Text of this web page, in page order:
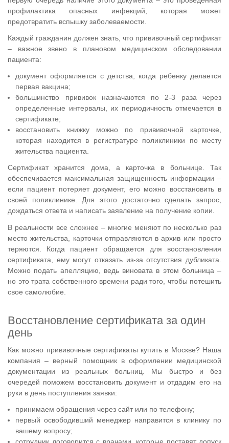
профилактика опасных инфекций, которая может
предотвратить вспышку заболеваемости.
Каждый гражданин должен знать, что прививочный сертификат
– важное звено в плановом медицинском обследовании
пациента:
документ оформляется с детства, когда ребенку делается
первая вакцина;
большинство прививок назначаются по 2-3 раза через
определенные интервалы, их периодичность отмечается в
сертификате;
восстановить книжку можно по прививочной карточке,
которая находится в регистратуре поликлиники по месту
жительства пациента.
Сертификат хранится дома, а карточка в больнице. Так
обеспечивается максимальная защищенность информации –
если пациент потеряет документ, его можно восстановить в
своей поликлинике. Для этого достаточно сделать запрос,
дождаться ответа и написать заявление на получение копии.
В реальности все сложнее – многие меняют по несколько раз
место жительства, карточки отправляются в архив или просто
теряются. Когда пациент обращается для восстановления
сертификата, ему могут отказать из-за отсутствия дубликата.
Можно подать апелляцию, ведь виновата в этом больница –
но это трата собственного времени ради того, чтобы потешить
свое самолюбие.
Восстановление сертификата за один
день
Как можно прививочные сертификаты купить в Москве? Наша
компания – верный помощник в оформлении медицинской
документации из реальных больниц. Мы быстро и без
очередей поможем восстановить документ и отдадим его на
руки в день поступления заявки:
принимаем обращения через сайт или по телефону;
первый освободивший менеджер направится в клинику по
вашему вопросу;